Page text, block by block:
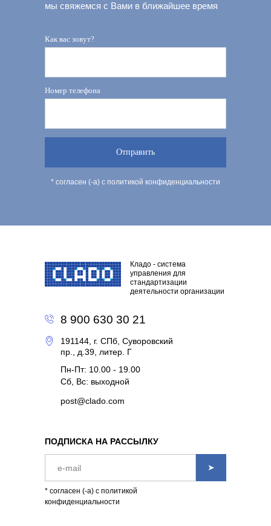
мы свяжемся с Вами в ближайшее время
Как вас зовут?
Номер телефона
Отправить
* согласен (-а) с политикой конфиденциальности
8 900 630 30 21
post@clado.com
Кладо - система
управления для
стандартизации
деятельности организации
191144, г. СПб, Суворовский
пр., д.39, литер. Г
ПОДПИСКА НА РАССЫЛКУ
➤
* согласен (-а) с политикой
конфиденциальности
Пн-Пт: 10.00 - 19.00
Сб, Вс: выходной